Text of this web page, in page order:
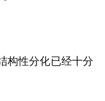
构性分化已经十分